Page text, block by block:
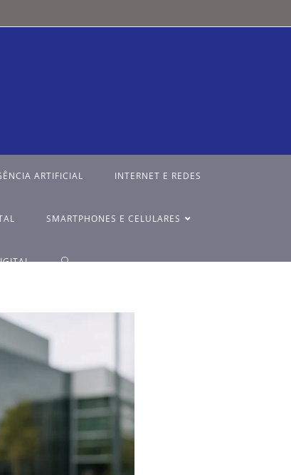
ARTIFICIAL INTERNET E REDES
SMARTPHONES E CELULARES